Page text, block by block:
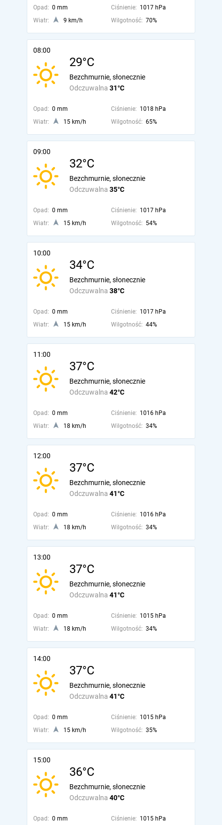
Opad: 0 mm Ciśnienie: 1017 hPa
Wiatr:
9 km/h Wilgotność: 70%
08:00
29°C
Odczuwalna 31°C
Bezchmurnie, słonecznie
Opad: 0 mm Ciśnienie: 1018 hPa
Wiatr:
15 km/h Wilgotność: 65%
09:00
32°C
Odczuwalna 35°C
Bezchmurnie, słonecznie
Opad: 0 mm Ciśnienie: 1017 hPa
Wiatr:
15 km/h Wilgotność: 54%
10:00
34°C
Odczuwalna 38°C
Bezchmurnie, słonecznie
Opad: 0 mm Ciśnienie: 1017 hPa
Wiatr:
15 km/h Wilgotność: 44%
11:00
37°C
Odczuwalna 42°C
Bezchmurnie, słonecznie
Opad: 0 mm Ciśnienie: 1016 hPa
Wiatr:
18 km/h Wilgotność: 34%
12:00
37°C
Odczuwalna 41°C
Bezchmurnie, słonecznie
Opad: 0 mm Ciśnienie: 1016 hPa
Wiatr:
18 km/h Wilgotność: 34%
13:00
37°C
Odczuwalna 41°C
Bezchmurnie, słonecznie
Opad: 0 mm Ciśnienie: 1015 hPa
Wiatr:
18 km/h Wilgotność: 34%
14:00
37°C
Odczuwalna 41°C
Bezchmurnie, słonecznie
Opad: 0 mm Ciśnienie: 1015 hPa
Wiatr:
15 km/h Wilgotność: 35%
15:00
36°C
Odczuwalna 40°C
Bezchmurnie, słonecznie
Opad: 0 mm Ciśnienie: 1015 hPa